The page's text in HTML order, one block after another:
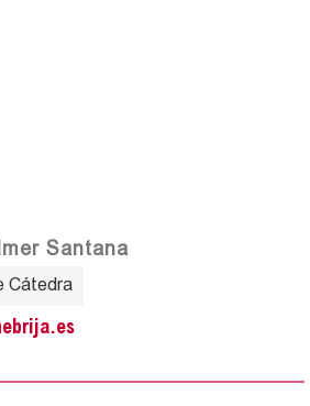
Santana
Cátedra